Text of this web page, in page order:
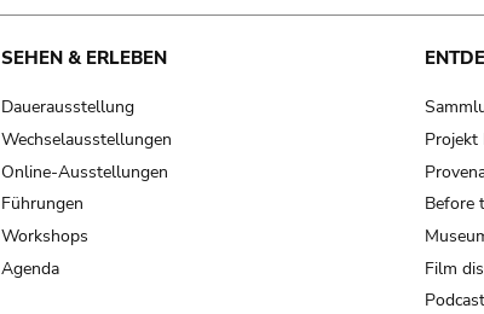
SEHEN & ERLEBEN
Dauerausstellung
Wechselausstellungen
Online-Ausstellungen
Führungen
Workshops
Agenda
Projekt
Before
Film